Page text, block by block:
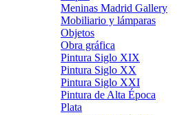
Meninas Madrid Gallery
Mobiliario y lámparas
Objetos
Obra gráfica
Pintura Siglo XIX
Pintura Siglo XX
Pintura Siglo XXI
Pintura de Alta Época
Plata